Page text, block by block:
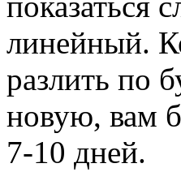
линейный.
разлить по
новую, вам
7-10 дней.